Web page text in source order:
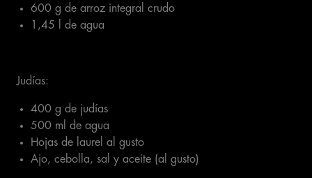
600 g de arroz integral crudo
1,45 l de agua
Judías:
400 g de judías
500 ml de agua
Hojas de laurel al gusto
Ajo, cebolla, sal y aceite (al gusto)